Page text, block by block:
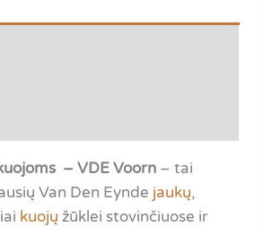
– VDE Voorn – tai
Van Den Eynde jaukų,
kuojų žūklei stovinčiuose ir